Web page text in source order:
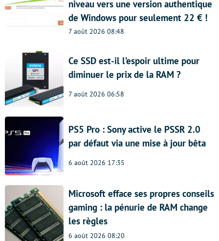
niveau vers une version authentique
de Windows pour seulement 22 € !
7 août 2026 08:48
Ce SSD est-il l’espoir ultime pour
diminuer le prix de la RAM ?
7 août 2026 06:58
PS5 Pro : Sony active le PSSR 2.0
par défaut via une mise à jour bêta
6 août 2026 17:35
Microsoft efface ses propres conseils
gaming : la pénurie de RAM change
les règles
6 août 2026 08:20